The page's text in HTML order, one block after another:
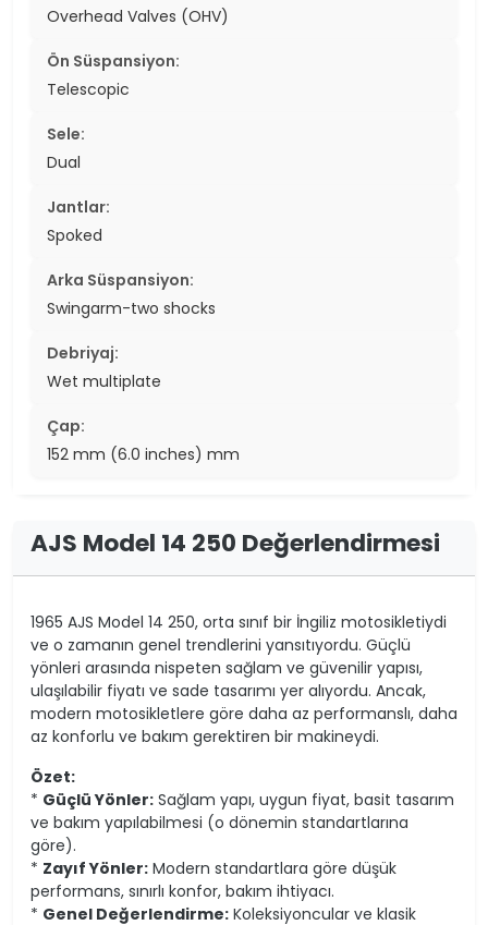
Overhead Valves (OHV)
Ön Süspansiyon:
Telescopic
Sele:
Dual
Jantlar:
Spoked
Arka Süspansiyon:
Swingarm-two shocks
Debriyaj:
Wet multiplate
Çap:
152 mm (6.0 inches) mm
AJS Model 14 250 Değerlendirmesi
1965 AJS Model 14 250, orta sınıf bir İngiliz motosikletiydi
ve o zamanın genel trendlerini yansıtıyordu. Güçlü
yönleri arasında nispeten sağlam ve güvenilir yapısı,
ulaşılabilir fiyatı ve sade tasarımı yer alıyordu. Ancak,
modern motosikletlere göre daha az performanslı, daha
az konforlu ve bakım gerektiren bir makineydi.
Özet:
* Güçlü Yönler: Sağlam yapı, uygun fiyat, basit tasarım
ve bakım yapılabilmesi (o dönemin standartlarına
göre).
* Zayıf Yönler: Modern standartlara göre düşük
performans, sınırlı konfor, bakım ihtiyacı.
* Genel Değerlendirme: Koleksiyoncular ve klasik